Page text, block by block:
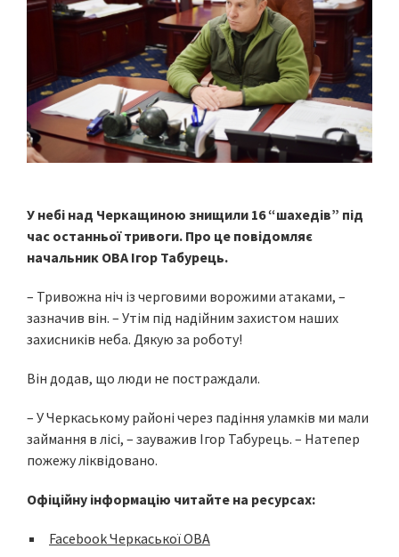
У небі над Черкащиною знищили 16 “шахедів” під
час останньої тривоги. Про це повідомляє
начальник ОВА Ігор Табурець.
– Тривожна ніч із черговими ворожими атаками, –
зазначив він. – Утім під надійним захистом наших
захисників неба. Дякую за роботу!
Він додав, що люди не постраждали.
– У Черкаському районі через падіння уламків ми мали
займання в лісі, – зауважив Ігор Табурець. – Натепер
пожежу ліквідовано.
Офіційну інформацію читайте на ресурсах:
Facebook Черкаської ОВА